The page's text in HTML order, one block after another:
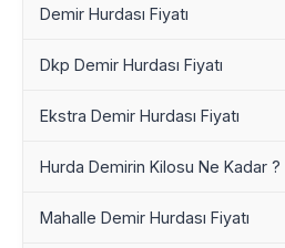
Demir Hurdası Fiyatı
Dkp Demir Hurdası Fiyatı
Ekstra Demir Hurdası Fiyatı
Hurda Demirin Kilosu Ne Kadar ?
Mahalle Demir Hurdası Fiyatı